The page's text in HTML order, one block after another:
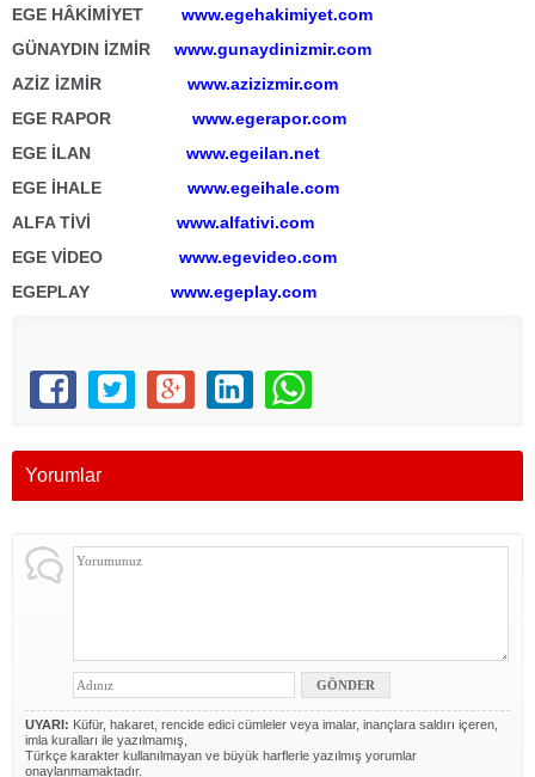
EGE HÂKİMİYET www.egehakimiyet.com
GÜNAYDIN İZMİR www.gunaydinizmir.com
AZİZ İZMİR www.azizizmir.com
EGE RAPOR www.egerapor.com
EGE İLAN www.egeilan.net
EGE İHALE www.egeihale.com
ALFA TİVİ www.alfativi.com
EGE VİDEO www.egevideo.com
EGEPLAY www.egeplay.com
Yorumlar
UYARI: Küfür, hakaret, rencide edici cümleler veya imalar, inançlara saldırı içeren,
imla kuralları ile yazılmamış,
Türkçe karakter kullanılmayan ve büyük harflerle yazılmış yorumlar
onaylanmamaktadır.